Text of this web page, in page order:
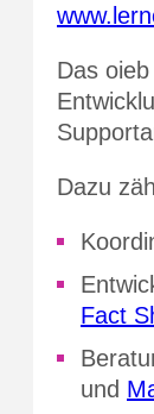
Das
Dazu
Fact
und